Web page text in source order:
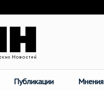
Публикации Мнения